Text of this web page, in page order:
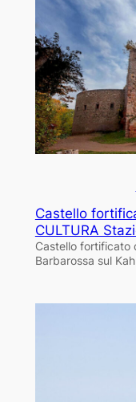
Castello
CULTURA
Castello fortificato
Barbarossa sul